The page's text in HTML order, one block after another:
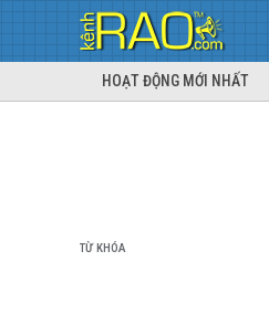
HOẠT ĐỘNG MỚI NHẤT
TỪ KHÓA